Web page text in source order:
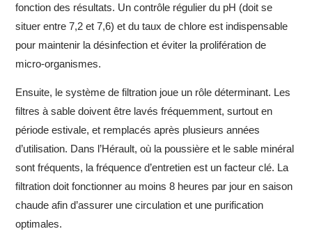
fonction des résultats. Un contrôle régulier du pH (doit se
situer entre 7,2 et 7,6) et du taux de chlore est indispensable
pour maintenir la désinfection et éviter la prolifération de
micro-organismes.
Ensuite, le système de filtration joue un rôle déterminant. Les
filtres à sable doivent être lavés fréquemment, surtout en
période estivale, et remplacés après plusieurs années
d’utilisation. Dans l’Hérault, où la poussière et le sable minéral
sont fréquents, la fréquence d’entretien est un facteur clé. La
filtration doit fonctionner au moins 8 heures par jour en saison
chaude afin d’assurer une circulation et une purification
optimales.